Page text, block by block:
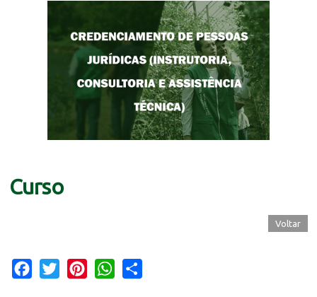
Curso
Voltar
Facebook
Twitter PinterestWhatsApp